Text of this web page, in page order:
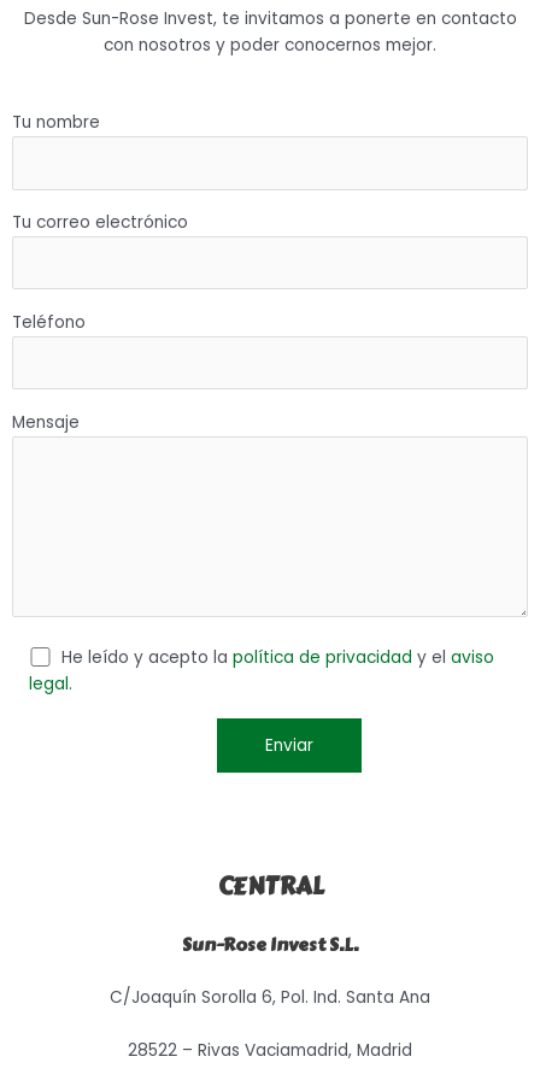
Desde Sun-Rose Invest, te invitamos a ponerte en contacto
con nosotros y poder conocernos mejor.
Tu nombre
Tu correo electrónico
Teléfono
Mensaje
He leído y acepto la política de privacidad y el aviso
legal.
CENTRAL
Sun-Rose Invest S.L.
C/Joaquín Sorolla 6, Pol. Ind. Santa Ana
28522 – Rivas Vaciamadrid, Madrid